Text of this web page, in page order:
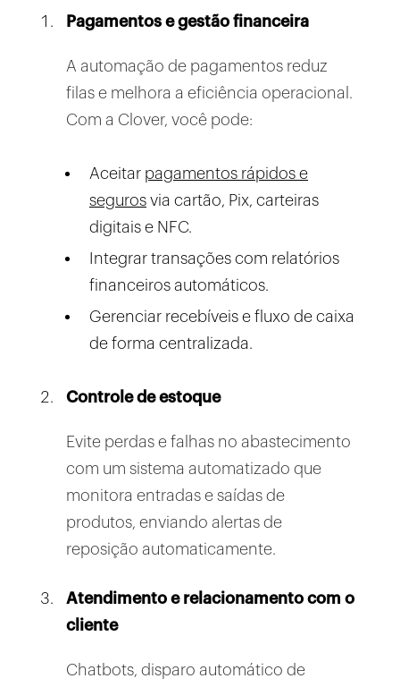
Pagamentos e gestão financeira
A automação de pagamentos reduz
filas e melhora a eficiência operacional.
Com a Clover, você pode:
Aceitar pagamentos rápidos e
seguros via cartão, Pix, carteiras
digitais e NFC.
Integrar transações com relatórios
financeiros automáticos.
Gerenciar recebíveis e fluxo de caixa
de forma centralizada.
Controle de estoque
Evite perdas e falhas no abastecimento
com um sistema automatizado que
monitora entradas e saídas de
produtos, enviando alertas de
reposição automaticamente.
Atendimento e relacionamento com o
cliente
Chatbots, disparo automático de